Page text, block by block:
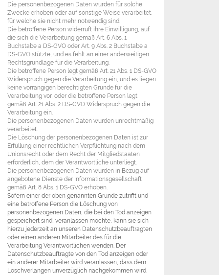
Die personenbezogenen Daten wurden für solche
Zwecke erhoben oder auf sonstige Weise verarbeitet,
für welche sie nicht mehr notwendig sind.
Die betroffene Person widerruft ihre Einwilligung, auf
die sich die Verarbeitung gemäß Art. 6 Abs. 1
Buchstabe a DS-GVO oder Art. 9 Abs. 2 Buchstabe a
DS-GVO stützte, und es fehlt an einer anderweitigen
Rechtsgrundlage für die Verarbeitung.
Die betroffene Person legt gemäß Art. 21 Abs. 1 DS-GVO
Widerspruch gegen die Verarbeitung ein, und es liegen
keine vorrangigen berechtigten Gründe für die
Verarbeitung vor, oder die betroffene Person legt
gemäß Art. 21 Abs. 2 DS-GVO Widerspruch gegen die
Verarbeitung ein.
Die personenbezogenen Daten wurden unrechtmäßig
verarbeitet.
Die Löschung der personenbezogenen Daten ist zur
Erfüllung einer rechtlichen Verpflichtung nach dem
Unionsrecht oder dem Recht der Mitgliedstaaten
erforderlich, dem der Verantwortliche unterliegt.
Die personenbezogenen Daten wurden in Bezug auf
angebotene Dienste der Informationsgesellschaft
gemäß Art. 8 Abs. 1 DS-GVO erhoben.
Sofern einer der oben genannten Gründe zutrifft und
eine betroffene Person die Löschung von
personenbezogenen Daten, die bei den Tod anzeigen
gespeichert sind, veranlassen möchte, kann sie sich
hierzu jederzeit an unseren Datenschutzbeauftragten
oder einen anderen Mitarbeiter des für die
Verarbeitung Verantwortlichen wenden. Der
Datenschutzbeauftragte von den Tod anzeigen oder
ein anderer Mitarbeiter wird veranlassen, dass dem
Löschverlangen unverzüglich nachgekommen wird.